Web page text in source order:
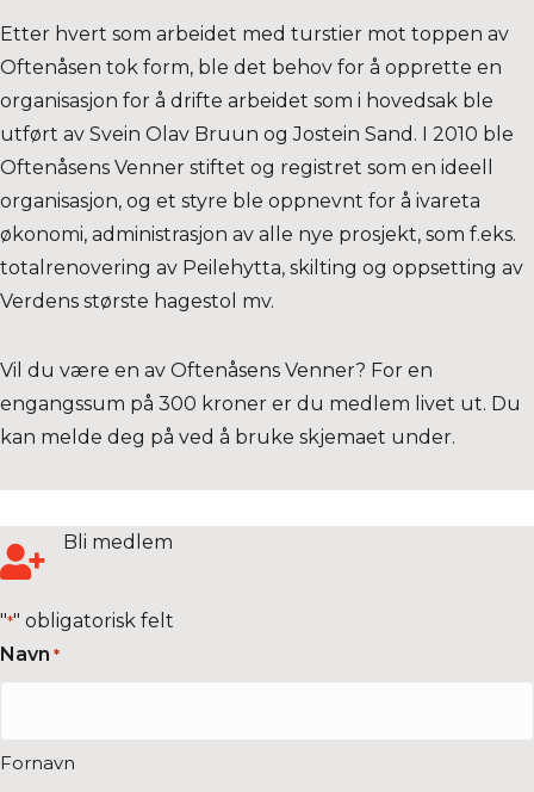
Etter hvert som arbeidet med turstier mot toppen av
Oftenåsen tok form, ble det behov for å opprette en
organisasjon for å drifte arbeidet som i hovedsak ble
utført av Svein Olav Bruun og Jostein Sand. I 2010 ble
Oftenåsens Venner stiftet og registret som en ideell
organisasjon, og et styre ble oppnevnt for å ivareta
økonomi, administrasjon av alle nye prosjekt, som f.eks.
totalrenovering av Peilehytta, skilting og oppsetting av
Verdens største hagestol mv.
Vil du være en av Oftenåsens Venner? For en
engangssum på 300 kroner er du medlem livet ut. Du
kan melde deg på ved å bruke skjemaet under.
Bli medlem
"*" obligatorisk felt
Navn *
Fornavn